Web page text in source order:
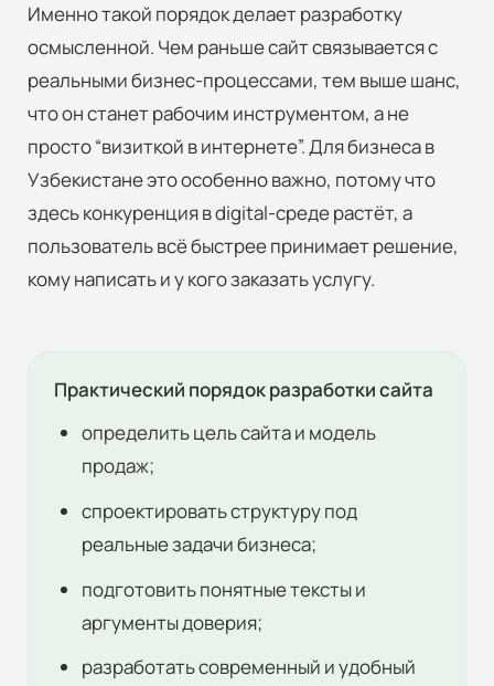
Именно такой порядок делает разработку
осмысленной. Чем раньше сайт связывается с
реальными бизнес-процессами, тем выше шанс,
что он станет рабочим инструментом, а не
просто “визиткой в интернете”. Для бизнеса в
Узбекистане это особенно важно, потому что
здесь конкуренция в digital-среде растёт, а
пользователь всё быстрее принимает решение,
кому написать и у кого заказать услугу.
Практический порядок разработки сайта
определить цель сайта и модель
продаж;
спроектировать структуру под
реальные задачи бизнеса;
подготовить понятные тексты и
аргументы доверия;
разработать современный и удобный